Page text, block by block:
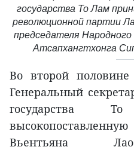
государства То Лам
революционной партии
председателя
Атсапхангтхонга
Во второй
Генеральный
государства
Вьентьяна